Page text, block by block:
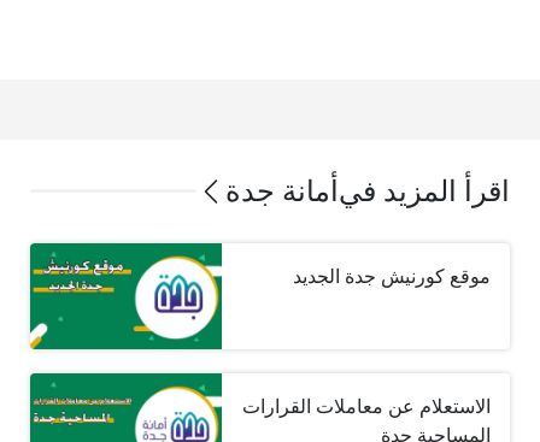
اقرأ المزيد في أمانة جدة
موقع كورنيش جدة الجديد
الاستعلام عن معاملات القرارات
المساحية جدة